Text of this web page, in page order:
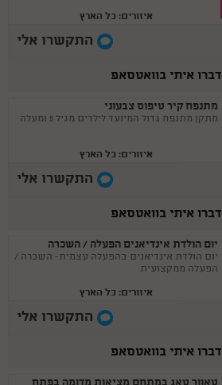
איזורים: כל הארץ
התקשרו אלי
דברו איתי בוואטסאפ
מתנפח קיר טיפוס צבעוני
​מתקן מתנפח גדול המיועד לילדים מגיל 5 ומעלה
איזורים: כל הארץ
התקשרו אלי
דברו איתי בוואטסאפ
יום הולדת אינדיאנים הפעלה / השכרה
יום הולדת אינדיאנים בהפעלה עצמית- השכרה /
הפעלה ממקצועית
איזורים: כל הארץ
התקשרו אלי
דברו איתי בוואטסאפ